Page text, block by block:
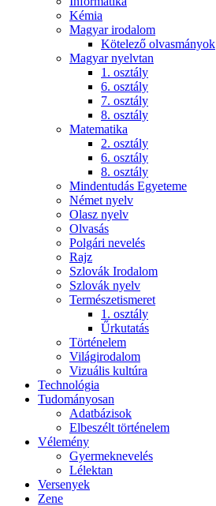
Kémia
Magyar irodalom
Kötelező olvasmányok
Magyar nyelvtan
1. osztály
6. osztály
7. osztály
8. osztály
Matematika
2. osztály
6. osztály
8. osztály
Mindentudás Egyeteme
Német nyelv
Olasz nyelv
Olvasás
Polgári nevelés
Rajz
Szlovák Irodalom
Szlovák nyelv
Természetismeret
1. osztály
Űrkutatás
Történelem
Világirodalom
Vizuális kultúra
Technológia
Tudományosan
Adatbázisok
Elbeszélt történelem
Vélemény
Gyermeknevelés
Lélektan
Versenyek
Zene